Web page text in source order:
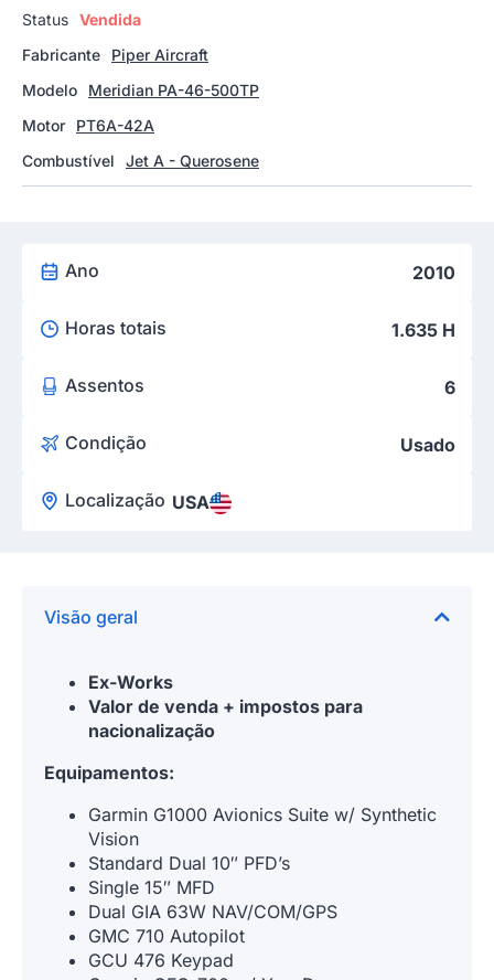
Status Vendida
Fabricante
Piper Aircraft
Modelo
Meridian PA-46-500TP
Motor
PT6A-42A
Combustível
Jet A - Querosene
Ano 2010
Horas totais 1.635 H
Assentos 6
Condição Usado
Localização USA
Visão geral
Ex-Works
Valor de venda + impostos para
nacionalização
Equipamentos:
Garmin G1000 Avionics Suite w/ Synthetic
Vision
Standard Dual 10″ PFD’s
Single 15″ MFD
Dual GIA 63W NAV/COM/GPS
GMC 710 Autopilot
GCU 476 Keypad